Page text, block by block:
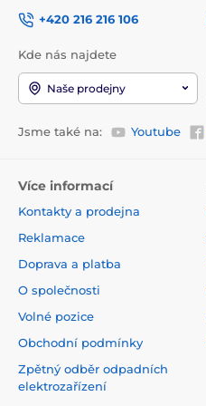
+420 216 216 106
Kde nás najdete
Naše prodejny
Jsme také na: Youtube
Více informací
Kontakty a prodejna
Reklamace
Doprava a platba
O společnosti
Volné pozice
Obchodní podmínky
Zpětný odběr odpadních
elektrozařízení